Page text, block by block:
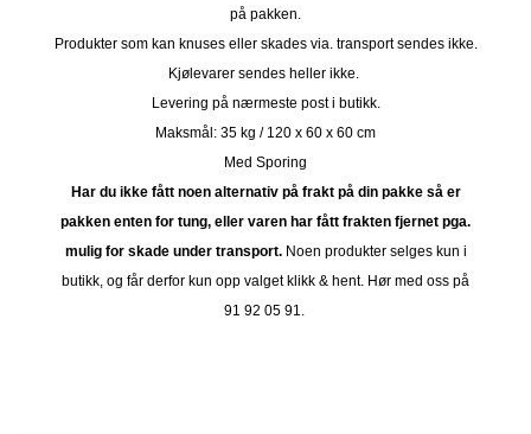
på pakken.
Produkter som kan knuses eller skades via. transport sendes ikke.
Kjølevarer sendes heller ikke.
Levering på nærmeste post i butikk.
Maksmål: 35 kg / 120 x 60 x 60 cm
Med Sporing
Har du ikke fått noen alternativ på frakt på din pakke så er
pakken enten for tung, eller varen har fått frakten fjernet pga.
mulig for skade under transport.Noen produkter selges kun i
butikk, og får derfor kun opp valget klikk & hent. Hør med oss på
91 92 05 91.